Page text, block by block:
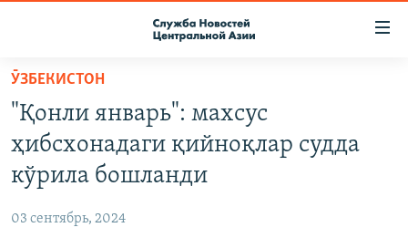
Вернуться
основному
содержанию
Вернутся
главной
навигации
О ПРОЕКТЕ
ПОДПИСКА
КОНТАКТЫ
НАСТОЯЩЕЕ ВРЕМЯ
ӮЗБЕКИСТОН
"Қонли январь": махсус
ҳибсхонадаги қийноқлар судда
кўрила бошланди
03 сентябрь, 2024